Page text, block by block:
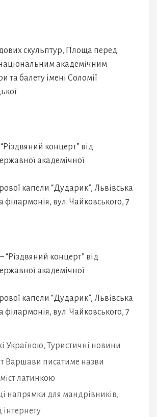
скульптур, Площа перед
академічним
та балету імені Соломії
концерт” від
академічної
капели “Дударик”, Львівська
філармонія, вул. Чайковського, 7
“Різдвяний концерт” від
академічної
капели “Дударик”, Львівська
філармонія, вул. Чайковського, 7
Україною, Туристичні новини
Варшави писатиме назви
латинкою
напрямки для мандрівників,
інтернету